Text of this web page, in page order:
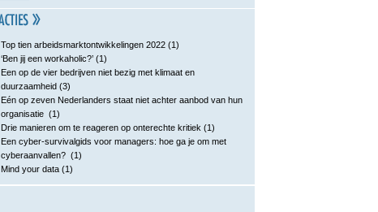
Top tien arbeidsmarktontwikkelingen 2022 (1)
‘Ben jij een workaholic?’ (1)
Een op de vier bedrijven niet bezig met klimaat en
duurzaamheid (3)
Eén op zeven Nederlanders staat niet achter aanbod van hun
organisatie (1)
Drie manieren om te reageren op onterechte kritiek (1)
Een cyber-survivalgids voor managers: hoe ga je om met
cyberaanvallen? (1)
Mind your data (1)